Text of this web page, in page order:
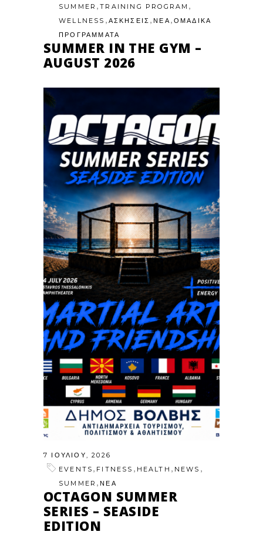
SUMMER ,TRAINING PROGRAM ,
WELLNESS , ΑΣΚΗΣΕΙΣ ,ΝΕΑ , ΟΜΑΔΙΚΑ
ΠΡΟΓΡΑΜΜΑΤΑ
SUMMER IN THE GYM –
AUGUST 2026
7 ΙΟΥΛΊΟΥ, 2026
EVENTS , FITNESS , HEALTH , NEWS ,
SUMMER ,ΝΕΑ
OCTAGON SUMMER
SERIES – SEASIDE
EDITION